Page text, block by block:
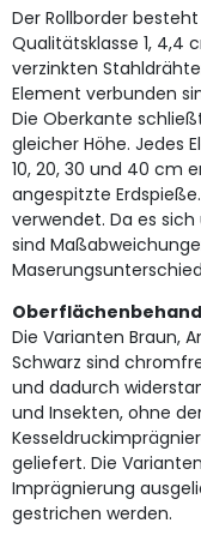
Der Rollborder
Qualitätsklasse 1, 4,4
verzinkten
Element verbunden
Die Oberkante
gleicher Höhe. Jedes
10, 20, 30 und 40 cm
angespitzte
verwendet. Da es
sind
Die Varianten Braun,
Schwarz sind
und dadurch
und Insekten, ohne
geliefert. Die
Imprägnierung
gestrichen werden.